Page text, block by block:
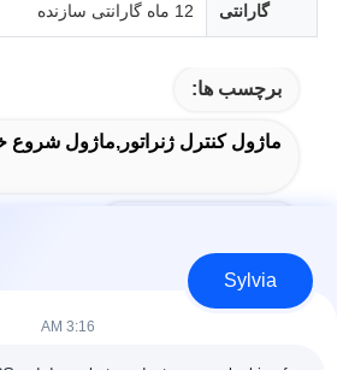
گارانتی 12 ماه گارانتی سازنده
برچسب ها:
ماژول کنترل ژنراتور,ماژول شروع
Sylvia
3:16 AM